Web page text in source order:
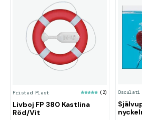
Fristad Plast (2)
Livboj FP 380 Kastlina
Röd/Vit
Osculati